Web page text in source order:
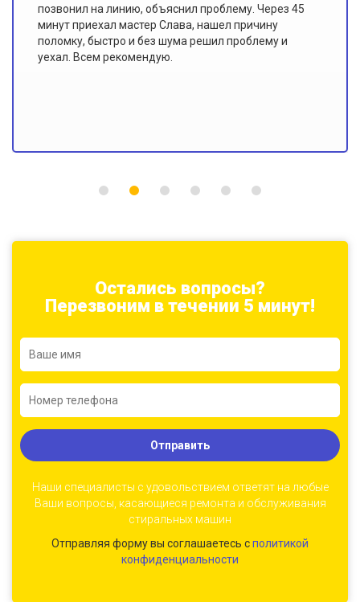
обратное. В "Доверии" работают именно
профессионалы, потому что такого качества
ремонта и сервиса я еще не видел!
Остались вопросы?
Перезвоним в течении 5 минут!
Отправить
Наши специалисты с удовольствием ответят на любые
Ваши вопросы, касающиеся ремонта и обслуживания
стиральных машин
Отправляя форму вы соглашаетесь сполитикой
конфиденциальности